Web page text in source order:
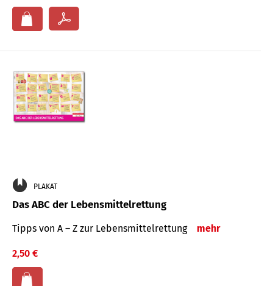
PLAKAT
Das ABC der Lebensmittelrettung
Tipps von A – Z zur Lebensmittelrettung mehr
2,50 €